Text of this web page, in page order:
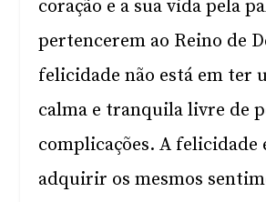
coração e a sua vida pela
pertencerem ao Reino de
felicidade não está em ter
calma e tranquila livre de
complicações. A felicidade
adquirir os mesmos